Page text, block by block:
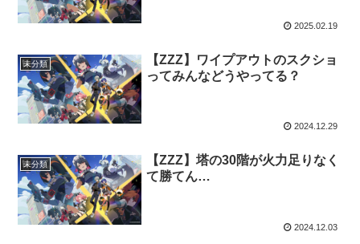
2025.02.19
未分類
【ZZZ】ワイプアウトのスクショ
ってみんなどうやってる？
2024.12.29
未分類
【ZZZ】塔の30階が火力足りなく
て勝てん…
2024.12.03